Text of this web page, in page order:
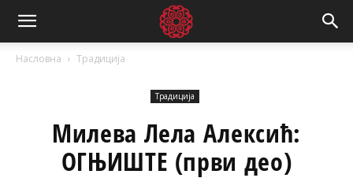
Насловна Традиција
Традиција
Милева Лела Алексић:
ОГЊИШТЕ (први део)